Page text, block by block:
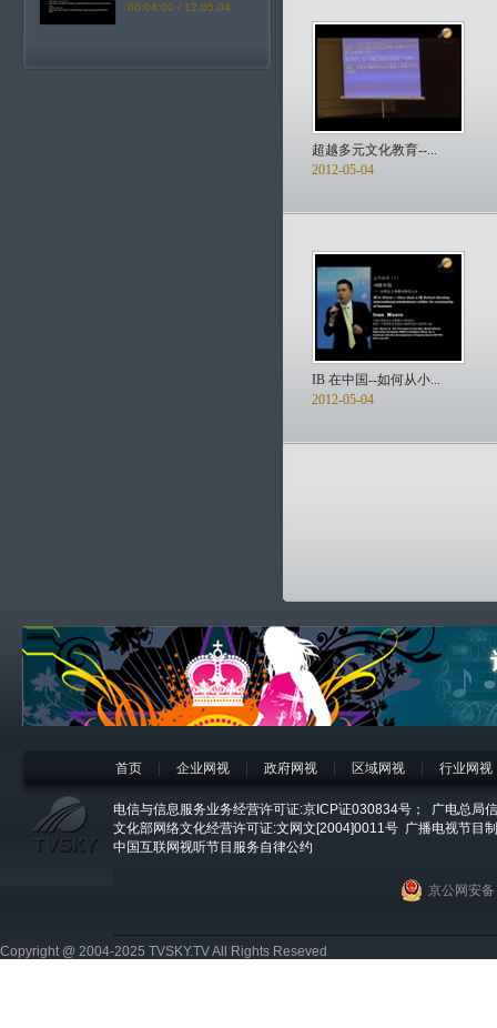
00:04:00 / 12.05.04
超越多元文化教育--...
2012-05-04
IB 在中国--如何从小...
2012-05-04
首页 企业网视 政府网视 区域网视 行业网视
电信与信息服务业务经营许可证:京ICP证030834号；
广电总局
文化部网络文化经营许可证:文网文[2004]0011号 广播电视节目
中国互联网视听节目服务自律公约
京公网安
Copyright @ 2004-2025 TVSKY.TV All Rights Reseved